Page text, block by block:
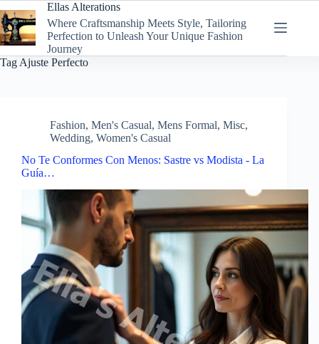
to
content
Ellas Alterations
Where Craftsmanship Meets Style, Tailoring
Perfection to Unleash Your Unique Fashion
Journey
Tag Ajuste Perfecto
Fashion, Men's Casual, Mens Formal, Misc,
Wedding, Women's Casual
No Te Conformes Con Menos: Sastre vs Modista - La
Guía…